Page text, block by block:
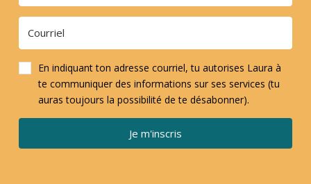
En indiquant ton adresse courriel, tu autorises Laura à
te communiquer des informations sur ses services (tu
auras toujours la possibilité de te désabonner).
Je m'inscris